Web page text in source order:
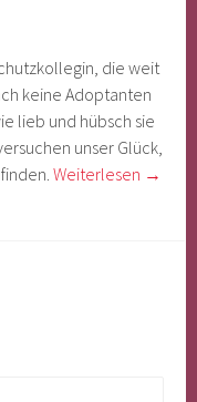
die weit
keine Adoptanten
lieb und hübsch sie
unser Glück,
finden.Weiterlesen →